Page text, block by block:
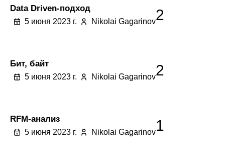
Data Driven-подход
5 июня 2023 г. Nikolai Gagarinov2
Бит, байт
5 июня 2023 г. Nikolai Gagarinov2
RFM-анализ
5 июня 2023 г. Nikolai Gagarinov1